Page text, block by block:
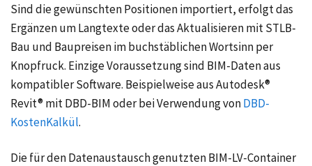
Sind die gewünschten Positionen importiert, erfolgt das
Ergänzen um Langtexte oder das Aktualisieren mit STLB-
Bau und Baupreisen im buchstäblichen Wortsinn per
Knopfruck. Einzige Voraussetzung sind BIM-Daten aus
kompatibler Software. Beispielweise aus Autodesk®
Revit® mit DBD-BIM oder bei Verwendung vonDBD-
KostenKalkül.
Die für den Datenaustausch genutzten BIM-LV-Container